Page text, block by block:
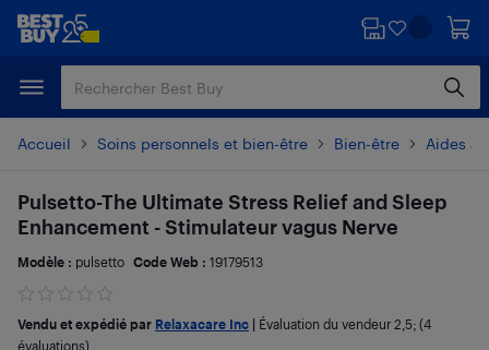
Passer
principal
Passer
Accueil Soins personnels et bien-être Bien-être Aides
Pulsetto-The Ultimate Stress Relief and Sleep
Enhancement - Stimulateur vagus Nerve
Modèle : pulsetto Code Web : 19179513
Vendu et expédié par Relaxacare Inc Évaluation du vendeur 2,5; (4
évaluations)